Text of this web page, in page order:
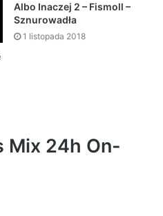
Albo Inaczej 2 – Fismoll –
Sznurowadła
1 listopada 2018
Mix 24h On-